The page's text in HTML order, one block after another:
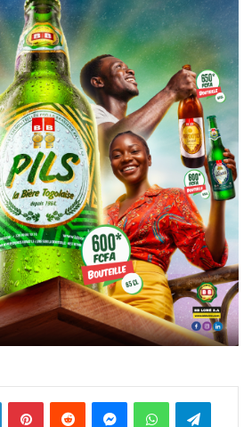
Linkedin PinterestReddit MessengerWhatsAppTelegram